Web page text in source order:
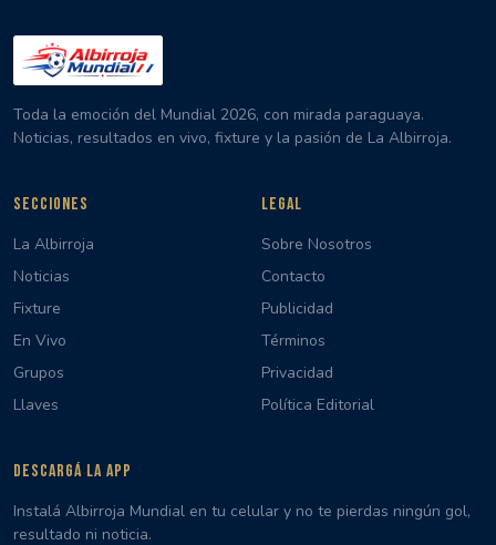
Toda la emoción del Mundial 2026, con mirada paraguaya.
Noticias, resultados en vivo, fixture y la pasión de La Albirroja.
SECCIONES
La Albirroja
Noticias
Fixture
En Vivo
Grupos
Llaves
LEGAL
Sobre Nosotros
Contacto
Publicidad
Términos
Privacidad
Política Editorial
DESCARGÁ LA APP
Instalá Albirroja Mundial en tu celular y no te pierdas ningún gol,
resultado ni noticia.